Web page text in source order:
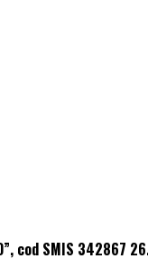
cod SMIS 342867